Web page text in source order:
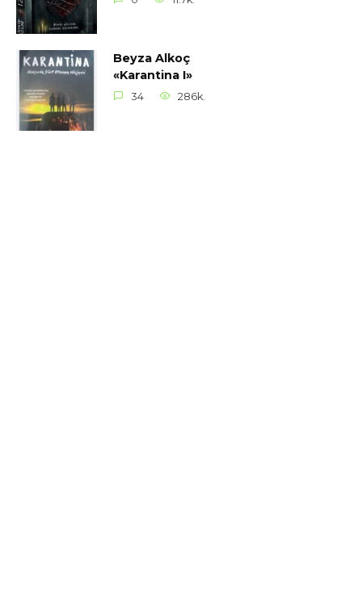
Beyza Alkoç
«Karantina I»
34 286k.